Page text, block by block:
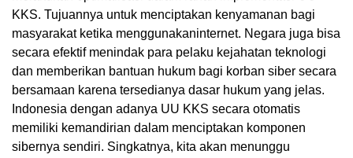
KKS. Tujuannya untuk menciptakan kenyamanan bagi
masyarakat ketika menggunakaninternet. Negara juga bisa
secara efektif menindak para pelaku kejahatan teknologi
dan memberikan bantuan hukum bagi korban siber secara
bersamaan karena tersedianya dasar hukum yang jelas.
Indonesia dengan adanya UU KKS secara otomatis
memiliki kemandirian dalam menciptakan komponen
sibernya sendiri. Singkatnya, kita akan menunggu